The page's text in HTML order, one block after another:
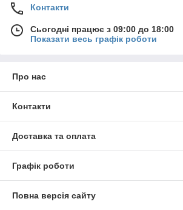
функцію заслінки, запобігаючи
канал.
підшипники, насоси, шарніри та
часто замовляють ці метизи разом з
гайкамивиробничі підприємства.
Тавотниці:
Контакти
Сьогодні працює з 09:00 до 18:00
Показати весь графік роботи
Про нас
Контакти
Доставка та оплата
Графік роботи
Повна версія сайту